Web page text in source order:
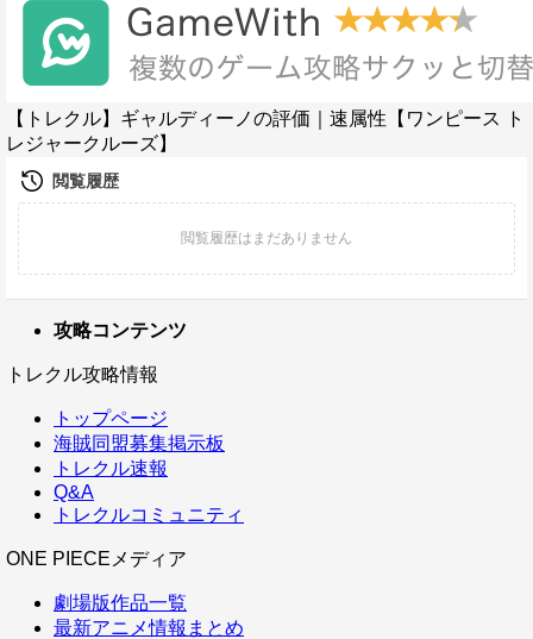
【トレクル】ギャルディーノの評価｜速属性【ワンピース ト
レジャークルーズ】
攻略コンテンツ
トレクル攻略情報
トップページ
海賊同盟募集掲示板
トレクル速報
Q&A
トレクルコミュニティ
ONE PIECEメディア
劇場版作品一覧
最新アニメ情報まとめ